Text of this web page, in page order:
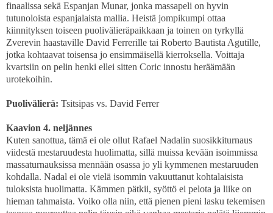
finaalissa sekä Espanjan Munar, jonka massapeli on hyvin
tutunoloista espanjalaista mallia. Heistä jompikumpi ottaa
kiinnityksen toiseen puolivälieräpaikkaan ja toinen on tyrkyllä
Zverevin haastaville David Ferrerille tai Roberto Bautista Agutille,
jotka kohtaavat toisensa jo ensimmäisellä kierroksella. Voittaja
kvartsiin on pelin henki ellei sitten Coric innostu heräämään
urotekoihin.
Puolivälierä: Tsitsipas vs. David Ferrer
Kaavion 4. neljännes
Kuten sanottua, tämä ei ole ollut Rafael Nadalin suosikkiturnaus
viidestä mestaruudesta huolimatta, sillä muissa kevään isoimmissa
massaturnauksissa mennään osassa jo yli kymmenen mestaruuden
kohdalla. Nadal ei ole vielä isommin vakuuttanut kohtalaisista
tuloksista huolimatta. Kämmen pätkii, syöttö ei pelota ja liike on
hieman tahmaista. Voiko olla niin, että pienen pieni lasku tekemisen